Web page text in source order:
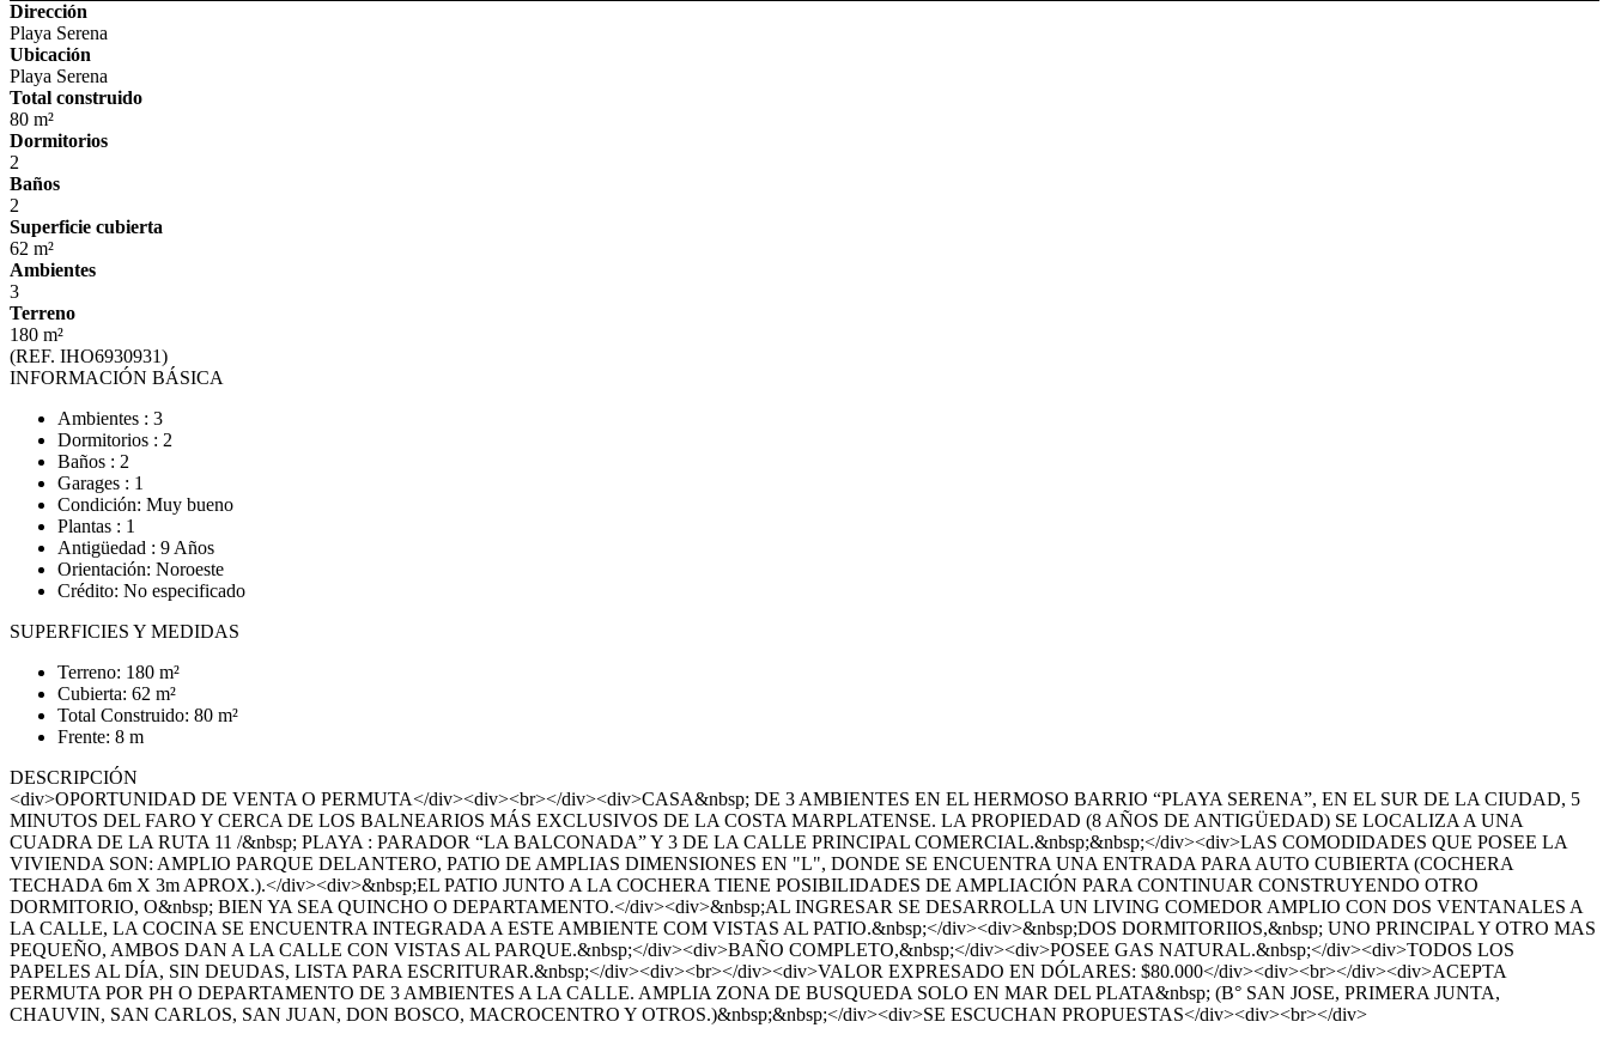
Dirección
Playa Serena
Ubicación
Playa Serena
Total construido
80 m²
Dormitorios
2
Baños
2
Superficie cubierta
62 m²
Ambientes
3
Terreno
180 m²
(REF. IHO6930931)
INFORMACIÓN BÁSICA
Ambientes : 3
Dormitorios : 2
Baños : 2
Garages : 1
Condición: Muy bueno
Plantas : 1
Antigüedad : 9 Años
Orientación: Noroeste
Crédito: No especificado
SUPERFICIES Y MEDIDAS
Terreno: 180 m²
Cubierta: 62 m²
Total Construido: 80 m²
Frente: 8 m
DESCRIPCIÓN
<div>OPORTUNIDAD DE VENTA O PERMUTA</div><div><br></div><div>CASA&nbsp; DE 3 AMBIENTES EN EL HERMOSO BARRIO “PLAYA SERENA”, EN EL SUR DE LA CIUDAD, 5
MINUTOS DEL FARO Y CERCA DE LOS BALNEARIOS MÁS EXCLUSIVOS DE LA COSTA MARPLATENSE. LA PROPIEDAD (8 AÑOS DE ANTIGÜEDAD) SE LOCALIZA A UNA
CUADRA DE LA RUTA 11 /&nbsp; PLAYA : PARADOR “LA BALCONADA” Y 3 DE LA CALLE PRINCIPAL COMERCIAL.&nbsp;&nbsp;</div><div>LAS COMODIDADES QUE POSEE LA
VIVIENDA SON: AMPLIO PARQUE DELANTERO, PATIO DE AMPLIAS DIMENSIONES EN "L", DONDE SE ENCUENTRA UNA ENTRADA PARA AUTO CUBIERTA (COCHERA
TECHADA 6m X 3m APROX.).</div><div>&nbsp;EL PATIO JUNTO A LA COCHERA TIENE POSIBILIDADES DE AMPLIACIÓN PARA CONTINUAR CONSTRUYENDO OTRO
DORMITORIO, O&nbsp; BIEN YA SEA QUINCHO O DEPARTAMENTO.</div><div>&nbsp;AL INGRESAR SE DESARROLLA UN LIVING COMEDOR AMPLIO CON DOS VENTANALES A
LA CALLE, LA COCINA SE ENCUENTRA INTEGRADA A ESTE AMBIENTE COM VISTAS AL PATIO.&nbsp;</div><div>&nbsp;DOS DORMITORIIOS,&nbsp; UNO PRINCIPAL Y OTRO MAS
PEQUEÑO, AMBOS DAN A LA CALLE CON VISTAS AL PARQUE.&nbsp;</div><div>BAÑO COMPLETO,&nbsp;</div><div>POSEE GAS NATURAL.&nbsp;</div><div>TODOS LOS
PAPELES AL DÍA, SIN DEUDAS, LISTA PARA ESCRITURAR.&nbsp;</div><div><br></div><div>VALOR EXPRESADO EN DÓLARES: $80.000</div><div><br></div><div>ACEPTA
PERMUTA POR PH O DEPARTAMENTO DE 3 AMBIENTES A LA CALLE. AMPLIA ZONA DE BUSQUEDA SOLO EN MAR DEL PLATA&nbsp; (B° SAN JOSE, PRIMERA JUNTA,
CHAUVIN, SAN CARLOS, SAN JUAN, DON BOSCO, MACROCENTRO Y OTROS.)&nbsp;&nbsp;</div><div>SE ESCUCHAN PROPUESTAS</div><div><br></div>